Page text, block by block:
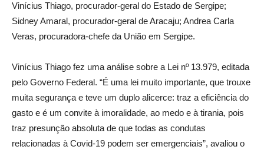
Vinícius Thiago, procurador-geral do Estado de Sergipe;
Sidney Amaral, procurador-geral de Aracaju; Andrea Carla
Veras, procuradora-chefe da União em Sergipe.
Vinícius Thiago fez uma análise sobre a Lei nº 13.979, editada
pelo Governo Federal. “É uma lei muito importante, que trouxe
muita segurança e teve um duplo alicerce: traz a eficiência do
gasto e é um convite à imoralidade, ao medo e à tirania, pois
traz presunção absoluta de que todas as condutas
relacionadas à Covid-19 podem ser emergenciais”, avaliou o